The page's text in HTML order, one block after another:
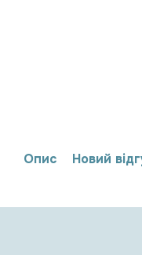
Опис Новий